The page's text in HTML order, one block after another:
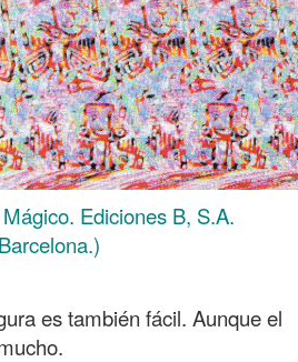
Ediciones B, S.A.
Barcelona.)
es también fácil. Aunque el